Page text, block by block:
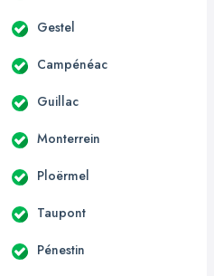
Gestel
Campénéac
Guillac
Monterrein
Ploërmel
Taupont
Pénestin